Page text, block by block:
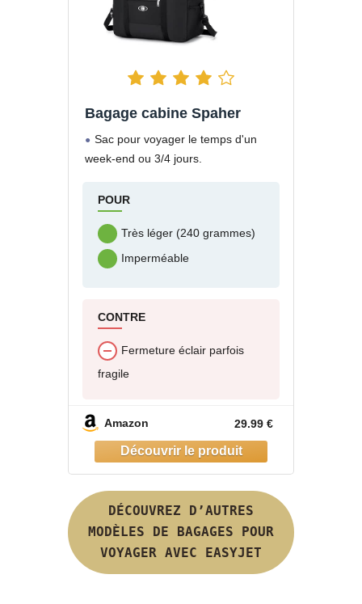
Bagage cabine Spaher
Sac pour voyager le temps d'un
week-end ou 3/4 jours.
POUR
Très léger (240 grammes)
Imperméable
CONTRE
Fermeture éclair parfois
fragile
Amazon 29.99 €
DÉCOUVREZ D’AUTRES
MODÈLES DE BAGAGES POUR
VOYAGER AVEC EASYJET